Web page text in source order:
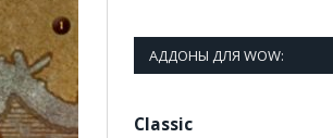
АДДОНЫ ДЛЯ WOW:
Classic